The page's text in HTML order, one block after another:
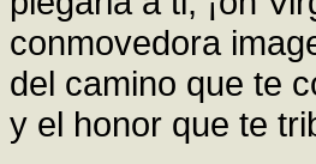
conmovedora
del camino que te
y el honor que te